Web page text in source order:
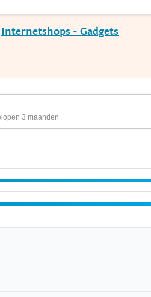
Internetshops - Gadgets
3 maanden